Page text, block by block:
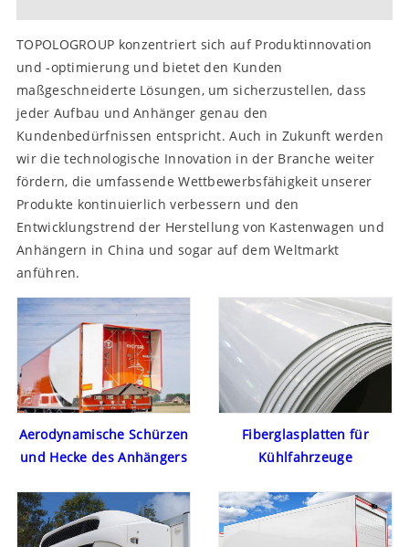
TOPOLOGROUP konzentriert sich auf Produktinnovation
und -optimierung und bietet den Kunden
maßgeschneiderte Lösungen, um sicherzustellen, dass
jeder Aufbau und Anhänger genau den
Kundenbedürfnissen entspricht. Auch in Zukunft werden
wir die technologische Innovation in der Branche weiter
fördern, die umfassende Wettbewerbsfähigkeit unserer
Produkte kontinuierlich verbessern und den
Entwicklungstrend der Herstellung von Kastenwagen und
Anhängern in China und sogar auf dem Weltmarkt
anführen.
Aerodynamische Schürzen
und Hecke des Anhängers
Fiberglasplatten für
Kühlfahrzeuge